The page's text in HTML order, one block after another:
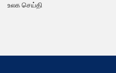
உலக செய்தி